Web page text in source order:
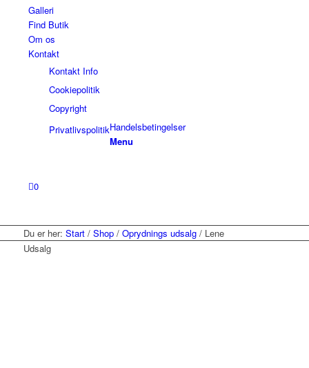
Galleri
Find Butik
Om os
Kontakt
Kontakt Info
Cookiepolitik
Copyright
Handelsbetingelser
Privatlivspolitik
Menu
0
Du er her: Start / Shop / Oprydnings udsalg / Lene
Udsalg